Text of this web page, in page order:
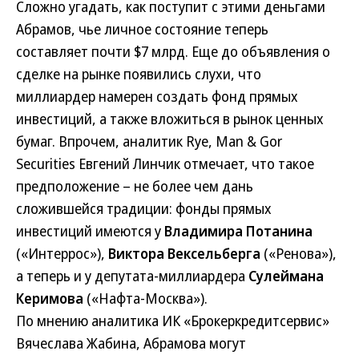
Сложно угадать, как поступит с этими деньгами
Абрамов, чье личное состояние теперь
составляет почти $7 млрд. Еще до объявления о
сделке на рынке появились слухи, что
миллиардер намерен создать фонд прямых
инвестиций, а также вложиться в рынок ценных
бумаг. Впрочем, аналитик Rye, Man & Gor
Securities Евгений Линчик отмечает, что такое
предположение – не более чем дань
сложившейся традиции: фонды прямых
инвестиций имеются у Владимира Потанина
(«Интеррос»), Виктора Вексельберга («Ренова»),
а теперь и у депутата-миллиардера Сулеймана
Керимова («Нафта-Москва»).
По мнению аналитика ИК «Брокеркредитсервис»
Вячеслава Жабина, Абрамова могут